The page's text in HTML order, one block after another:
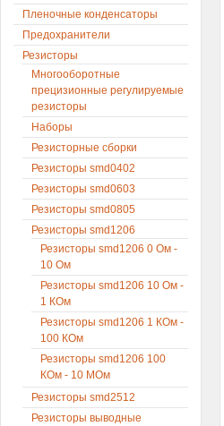
Пленочные конденсаторы
Предохранители
Резисторы
Многооборотные
прецизионные регулируемые
резисторы
Наборы
Резисторные сборки
Резисторы smd0402
Резисторы smd0603
Резисторы smd0805
Резисторы smd1206
Резисторы smd1206 0 Ом -
10 Ом
Резисторы smd1206 10 Ом -
1 КОм
Резисторы smd1206 1 КОм -
100 КОм
Резисторы smd1206 100
КОм - 10 МОм
Резисторы smd2512
Резисторы выводные